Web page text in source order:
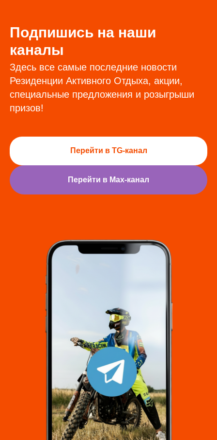
Подпишись на наши
каналы
Здесь все самые последние новости
Резиденции Активного Отдыха, акции,
специальные предложения и розыгрыши
призов!
Перейти в TG-канал
Перейти в Max-канал